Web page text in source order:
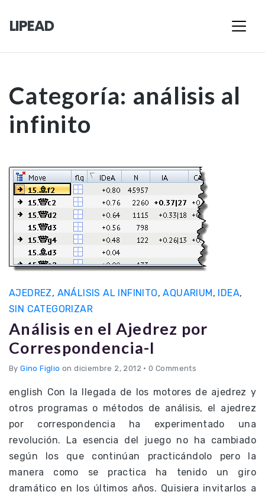
LIPEAD
Categoría: análisis al
infinito
AJEDREZ, ANÁLISIS AL INFINITO,AQUARIUM, IDEA,
SIN CATEGORIZAR
Análisis en el Ajedrez por
Correspondencia-I
ByGino Figlio on diciembre 2, 2012 • 0 Comments
english Con la llegada de los motores de ajedrez y
otros programas o métodos de análisis, el ajedrez
por correspondencia ha experimentado una
revolución. La esencia del juego no ha cambiado
según los que continúan practicándolo pero la
manera como se practica ha tenido un giro
dramático en los últimos años. Quisiera invitarlos a